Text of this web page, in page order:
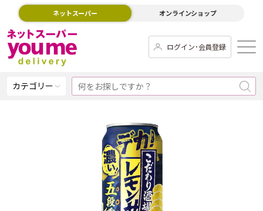
ネットスーパー オンラインショップ
ログイン･会員登録
カテゴリー